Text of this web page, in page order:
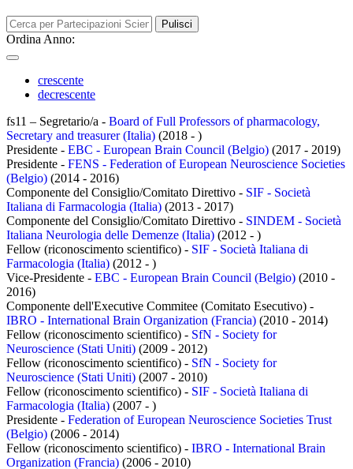
Pulisci
Ordina Anno:
crescente
decrescente
fs11 – Segretario/a - Board of Full Professors of pharmacology,
Secretary and treasurer (Italia) (2018 - )
Presidente - EBC - European Brain Council (Belgio) (2017 - 2019)
Presidente - FENS - Federation of European Neuroscience Societies
(Belgio) (2014 - 2016)
Componente del Consiglio/Comitato Direttivo - SIF - Società
Italiana di Farmacologia (Italia) (2013 - 2017)
Componente del Consiglio/Comitato Direttivo - SINDEM - Società
Italiana Neurologia delle Demenze (Italia) (2012 - )
Fellow (riconoscimento scientifico) - SIF - Società Italiana di
Farmacologia (Italia) (2012 - )
Vice-Presidente - EBC - European Brain Council (Belgio) (2010 -
2016)
Componente dell'Executive Commitee (Comitato Esecutivo) -
IBRO - International Brain Organization (Francia) (2010 - 2014)
Fellow (riconoscimento scientifico) - SfN - Society for
Neuroscience (Stati Uniti) (2009 - 2012)
Fellow (riconoscimento scientifico) - SfN - Society for
Neuroscience (Stati Uniti) (2007 - 2010)
Fellow (riconoscimento scientifico) - SIF - Società Italiana di
Farmacologia (Italia) (2007 - )
Presidente - Federation of European Neuroscience Societies Trust
(Belgio) (2006 - 2014)
Fellow (riconoscimento scientifico) - IBRO - International Brain
Organization (Francia) (2006 - 2010)